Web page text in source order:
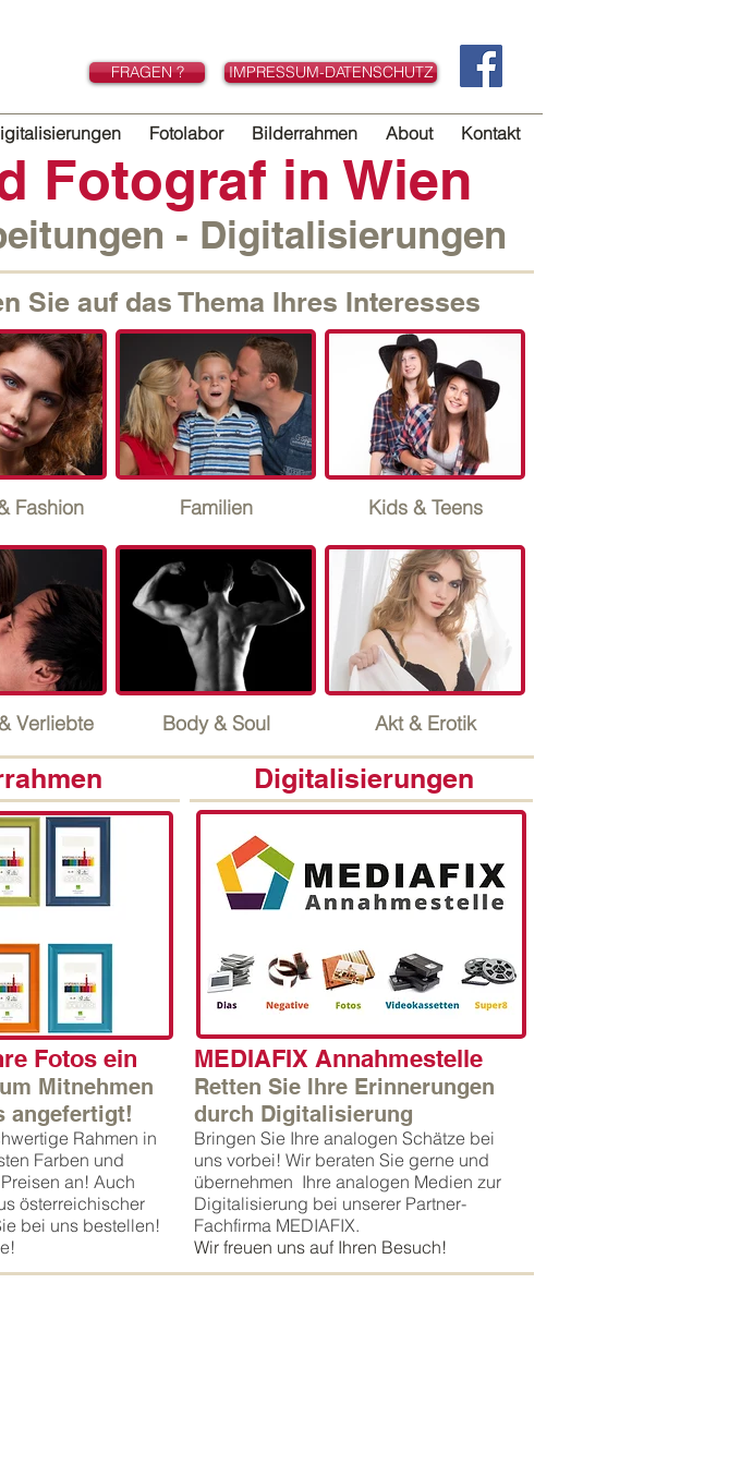
Fotolabor Bilderrahmen About Kontakt
IMPRESSUM-DATENSCHUTZ
FRAGEN ?
Fotograf in Wien
- Digitalisierungen
Sie auf das Thema Ihres Interesses
Fashion Familien Kids & Teens
Verliebte Body & Soul Akt & Erotik
Digitalisierungen
Fotos ein
Mitnehmen
angefertigt!
Rahmen in
Farben und
an! Auch
österreichischer
bei uns bestellen!
MEDIAFIX Annahmestelle
Retten Sie Ihre Erinnerungen
durch Digitalisierung
Bringen Sie Ihre analogen Schätze bei
uns vorbei! Wir beraten Sie gerne und
übernehmen Ihre analogen Medien zur
Digitalisierung bei unserer Partner-
Fachfirma MEDIAFIX.
Wir freuen uns auf Ihren Besuch!